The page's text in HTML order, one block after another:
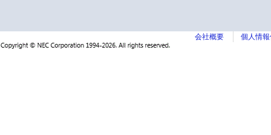
会社概要 個人情